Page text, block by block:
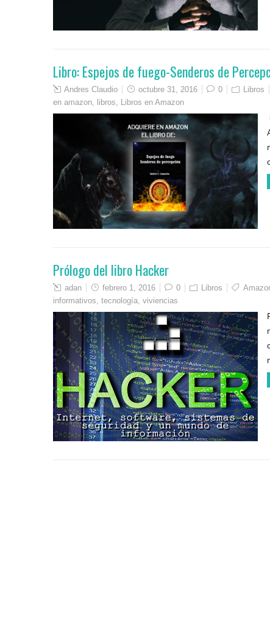
Libro: Espejos de fuego-Senderos de
Andres Claudio octubre 31, 2016 0 Libros
en amazon, libros, Libros en Amazon
Prólogo del libro Hacker
adan febrero 1, 2016 0 Libros
informativos, tecnología, viviencias